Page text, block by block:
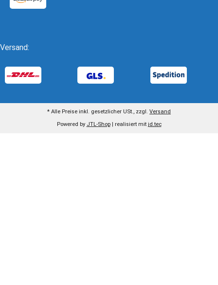
Versand:
* Alle Preise inkl. gesetzlicher USt., zzgl. Versand
Powered by JTL-Shop | realisiert mit jd.tec